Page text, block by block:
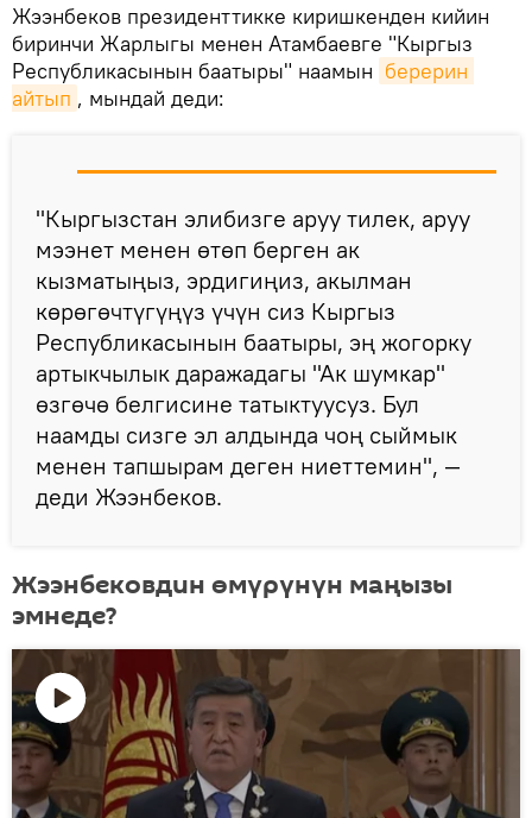
Жээнбеков президенттикке киришкенден кийин
биринчи Жарлыгы менен Атамбаевге "Кыргыз
Республикасынын баатыры" наамын берерин
айтып , мындай деди:
"Кыргызстан элибизге аруу тилек, аруу
мээнет менен өтөп берген ак
кызматыңыз, эрдигиңиз, акылман
көрөгөчтүгүңүз үчүн сиз Кыргыз
Республикасынын баатыры, эң жогорку
артыкчылык даражадагы "Ак шумкар"
өзгөчө белгисине татыктуусуз. Бул
наамды сизге эл алдында чоң сыймык
менен тапшырам деген ниеттемин", —
деди Жээнбеков.
Жээнбековдин өмүрүнүн маңызы
эмнеде?
Видеону
көрсөтүү